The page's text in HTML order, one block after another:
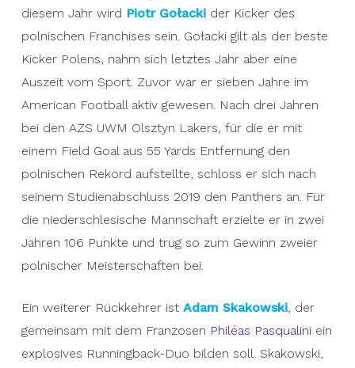
diesem Jahr wird Piotr Gołackider Kicker des
polnischen Franchises sein. Gołacki gilt als der beste
Kicker Polens, nahm sich letztes Jahr aber eine
Auszeit vom Sport. Zuvor war er sieben Jahre im
American Football aktiv gewesen. Nach drei Jahren
bei den AZS UWM Olsztyn Lakers, für die er mit
einem Field Goal aus 55 Yards Entfernung den
polnischen Rekord aufstellte, schloss er sich nach
seinem Studienabschluss 2019 den Panthers an. Für
die niederschlesische Mannschaft erzielte er in zwei
Jahren 106 Punkte und trug so zum Gewinn zweier
polnischer Meisterschaften bei.
Ein weiterer Rückkehrer ist Adam Skakowski, der
gemeinsam mit dem Franzosen Philéas Pasqualiniein
explosives Runningback-Duo bilden soll. Skakowski,